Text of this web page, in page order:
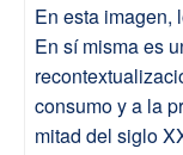
En esta imagen,
En sí misma es
consumo y a la
mitad del siglo